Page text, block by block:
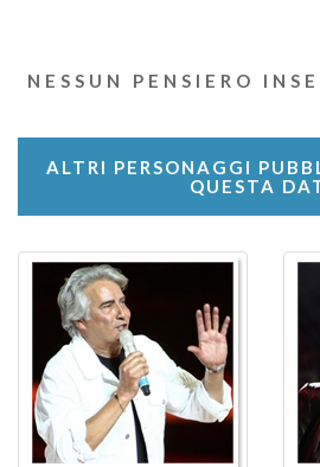
NESSUN PENSIERO
ALTRI PERSONAGGI
QUESTA